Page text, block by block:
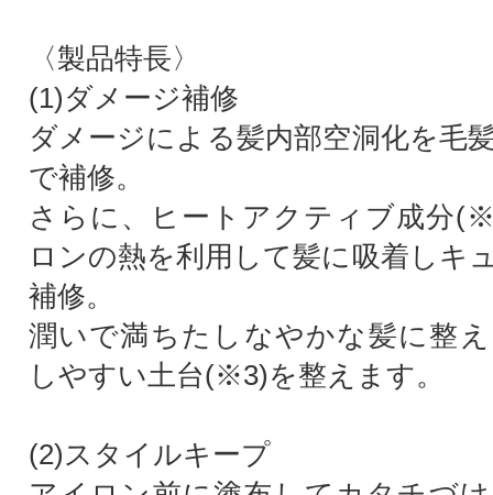
〈製品特長〉
(1)ダメージ補修
ダメージによる髪内部空洞化を毛
で補修。
さらに、ヒートアクティブ成分
ロンの熱を利用して髪に吸着しキ
補修。
潤いで満ちたしなやかな髪に整
しやすい土台(※3)を整えます。
(2)スタイルキープ